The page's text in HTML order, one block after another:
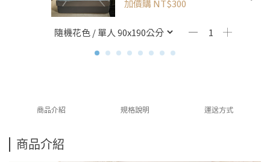
加價購NT$300
商品介紹 規格說明 運送方式
商品介紹